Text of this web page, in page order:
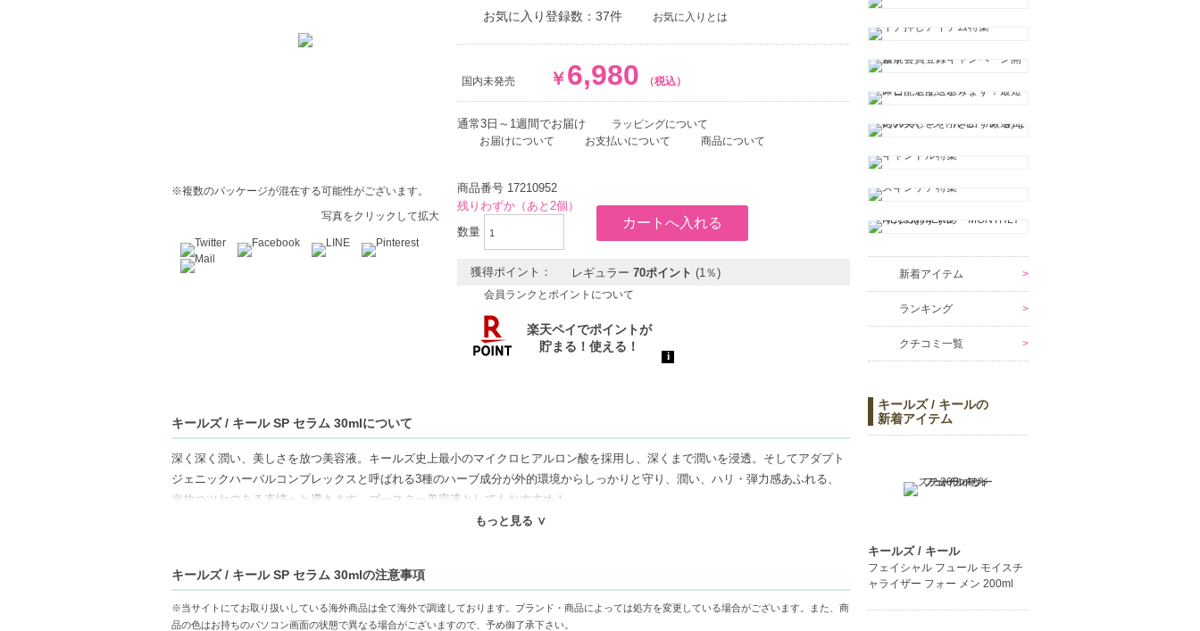
※複数のパッケージが混在する可能性がございます。
写真をクリックして拡大
お気に入り登録数：37件 お気に入りとは
国内未発売 ￥6,980 （税込）
通常3日～1週間でお届け
ラッピングについて
お届けについて
お支払いについて 商品について
商品番号 17210952
残りわずか（あと2個）
数量
獲得ポイント： レギュラー 70ポイント (1％)
会員ランクとポイントについて
キールズ / キール SP セラム 30mlについて
深く深く潤い、美しさを放つ美容液。キールズ史上最小のマイクロヒアルロン酸を採用し、深くまで潤いを浸透。そしてアダプト
ジェニックハーバルコンプレックスと呼ばれる3種のハーブ成分が外的環境からしっかりと守り、潤い、ハリ・弾力感あふれる、
光放つツヤのある表情へと導きます。ブースター美容液としてもおすすめ！
アダプトジェニックハーバルコンプレックス-外的環境から肌を守る3種のハーブ成分が配合され、健やかな肌をサポート。
ブースター効果-化粧水の前に使用することで、その浸透力が向上し、より効果的なスキンケアを実現します。
もっと見る ∨
キールズ / キール SP セラム 30mlの注意事項
※当サイトにてお取り扱いしている海外商品は全て海外で調達しております。ブランド・商品によっては処方を変更している場合がございます。また、商
品の色はお持ちのパソコン画面の状態で異なる場合がございますので、予め御了承下さい。
新着アイテム
ランキング
クチコミ一覧
キールズ / キールの
新着アイテム
キールズ / キール
フェイシャル フュール モイスチ
ャライザー フォー メン 200ml